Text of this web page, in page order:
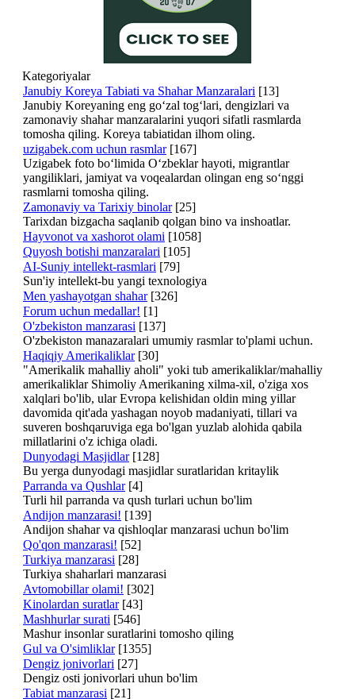
Kategoriyalar
Janubiy Koreya Tabiati va Shahar Manzaralari [13]
Janubiy Koreyaning eng go‘zal tog‘lari, dengizlari va
zamonaviy shahar manzaralarini yuqori sifatli rasmlarda
tomosha qiling. Koreya tabiatidan ilhom oling.
uzigabek.com uchun rasmlar [167]
Uzigabek foto bo‘limida O‘zbeklar hayoti, migrantlar
yangiliklari, jamiyat va voqealardan olingan eng so‘nggi
rasmlarni tomosha qiling.
Zamonaviy va Tarixiy binolar [25]
Tarixdan bizgacha saqlanib qolgan bino va inshoatlar.
Hayvonot va xashorot olami [1058]
Quyosh botishi manzaralari [105]
AI-Suniy intellekt-rasmlari [79]
Sun'iy intellekt-bu yangi texnologiya
Men yashayotgan shahar [326]
Forum uchun medallar! [1]
O'zbekiston manzarasi [137]
O'zbekiston manazaralari umumiy rasmlar to'plami uchun.
Haqiqiy Amerikaliklar [30]
"Amerikalik mahalliy aholi" yoki tub amerikaliklar/mahalliy
amerikaliklar Shimoliy Amerikaning xilma-xil, o'ziga xos
xalqlari bo'lib, ular Evropa kelishidan oldin ming yillar
davomida qit'ada yashagan noyob madaniyati, tillari va
suveren boshqaruviga ega bo'lgan yuzlab alohida qabila
millatlarini o'z ichiga oladi.
Dunyodagi Masjidlar [128]
Bu yerga dunyodagi masjidlar suratlaridan kritaylik
Parranda va Qushlar [4]
Turli hil parranda va qush turlari uchun bo'lim
Andijon manzarasi! [139]
Andijon shahar va qishloqlar manzarasi uchun bo'lim
Qo'qon manzarasi! [52]
Turkiya manzarasi [28]
Turkiya shaharlari manzarasi
Avtomobillar olami! [302]
Kinolardan suratlar [43]
Mashhurlar surati [546]
Mashur insonlar suratlarini tomosho qiling
Gul va O'simliklar [1355]
Dengiz jonivorlari [27]
Dengiz osti jonivorlari uhun bo'lim
Tabiat manzarasi [21]